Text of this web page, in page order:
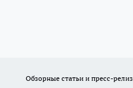
Обзорные статьи и пресс-